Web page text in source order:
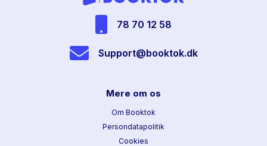
78 70 12 58
Support@booktok.dk
Mere om os
Om Booktok
Persondatapolitik
Cookies